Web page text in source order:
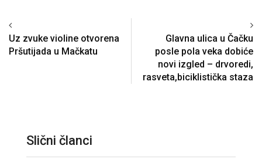
Uz zvuke violine otvorena
Pršutijada u Mačkatu
Glavna ulica u Čačku
posle pola veka dobiće
novi izgled – drvoredi,
rasveta,biciklistička staza
Slični članci